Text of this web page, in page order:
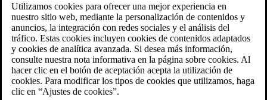
Exterior
Información normativa
Descarga la aplicación
Ver las últimas actualizaciones de software
Descargar mapas